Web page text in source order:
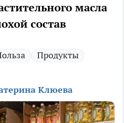
масла
состав
Продукты
Клюева